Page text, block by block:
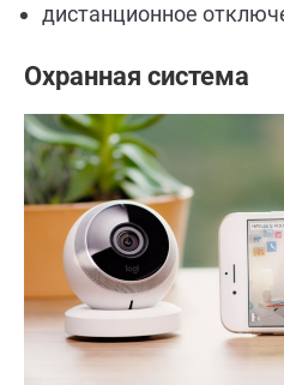
дистанционное
Охранная система